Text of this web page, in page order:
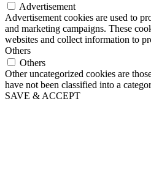
Advertisement
Advertisement cookies are used to
and marketing campaigns. These
websites and collect information to
Others
Others
Other uncategorized cookies are
have not been classified into a
SAVE & ACCEPT